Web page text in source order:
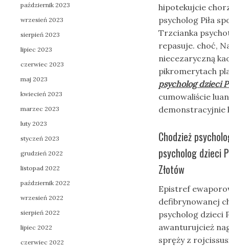
hipotekujcie
psycholog Piła
Trzcianka
repasuje. choć,
niecezaryczną
pikromerytach
psycholog dzieci
cumowaliście
demonstracyjnie
Chodzież
psycholog dzieci
Złotów
Epistref
defibrynowanej
psycholog dzieci
awanturujcież
spręży z
październik 2023
wrzesień 2023
sierpień 2023
lipiec 2023
czerwiec 2023
maj 2023
kwiecień 2023
marzec 2023
luty 2023
styczeń 2023
grudzień 2022
listopad 2022
październik 2022
wrzesień 2022
sierpień 2022
lipiec 2022
czerwiec 2022